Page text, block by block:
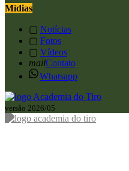
Mídias
▢ Notícias
▢ Fotos
▢ Vídeos
mailContato
Whatsapp
versão 2026/05